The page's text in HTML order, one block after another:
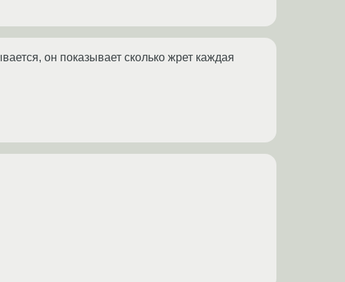
он показывает сколько жрет каждая